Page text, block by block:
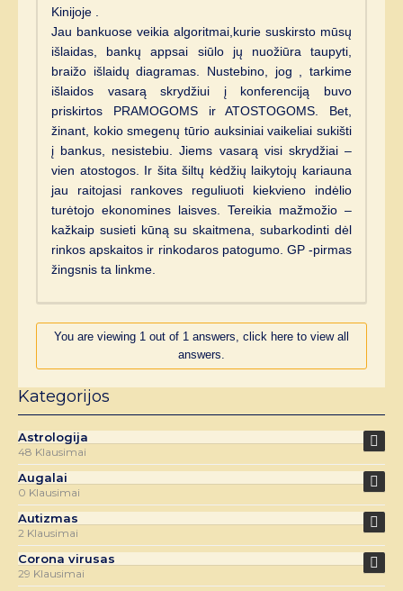
Kinijoje .
Jau bankuose veikia algoritmai,kurie suskirsto mūsų
išlaidas, bankų appsai siūlo jų nuožiūra taupyti,
braižo išlaidų diagramas. Nustebino, jog , tarkime
išlaidos vasarą skrydžiui į konferenciją buvo
priskirtos PRAMOGOMS ir ATOSTOGOMS. Bet,
žinant, kokio smegenų tūrio auksiniai vaikeliai sukišti
į bankus, nesistebiu. Jiems vasarą visi skrydžiai –
vien atostogos. Ir šita šiltų kėdžių laikytojų kariauna
jau raitojasi rankoves reguliuoti kiekvieno indėlio
turėtojo ekonomines laisves. Tereikia mažmožio –
kažkaip susieti kūną su skaitmena, subarkodinti dėl
rinkos apskaitos ir rinkodaros patogumo. GP -pirmas
žingsnis ta linkme.
You are viewing 1 out of 1 answers, click here to view all
answers.
Kategorijos
Astrologija
48 Klausimai
Augalai
0 Klausimai
Autizmas
2 Klausimai
Corona virusas
29 Klausimai